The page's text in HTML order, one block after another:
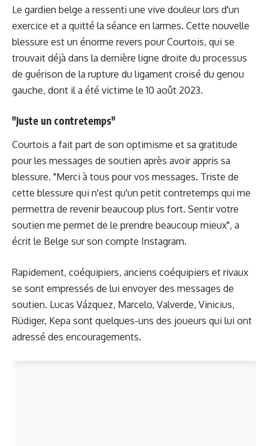
Le gardien belge a ressenti une vive douleur lors d'un
exercice et a quitté la séance en larmes. Cette nouvelle
blessure est un énorme revers pour Courtois, qui se
trouvait déjà dans la dernière ligne droite du processus
de guérison de la rupture du ligament croisé du genou
gauche, dont il a été victime le 10 août 2023.
"Juste un contretemps"
Courtois a fait part de son optimisme et sa gratitude
pour les messages de soutien après avoir appris sa
blessure. "Merci à tous pour vos messages. Triste de
cette blessure qui n'est qu'un petit contretemps qui me
permettra de revenir beaucoup plus fort. Sentir votre
soutien me permet de le prendre beaucoup mieux", a
écrit le Belge sur son compte Instagram.
Rapidement, coéquipiers, anciens coéquipiers et rivaux
se sont empressés de lui envoyer des messages de
soutien. Lucas Vázquez, Marcelo, Valverde, Vinicius,
Rüdiger, Kepa sont quelques-uns des joueurs qui lui ont
adressé des encouragements.